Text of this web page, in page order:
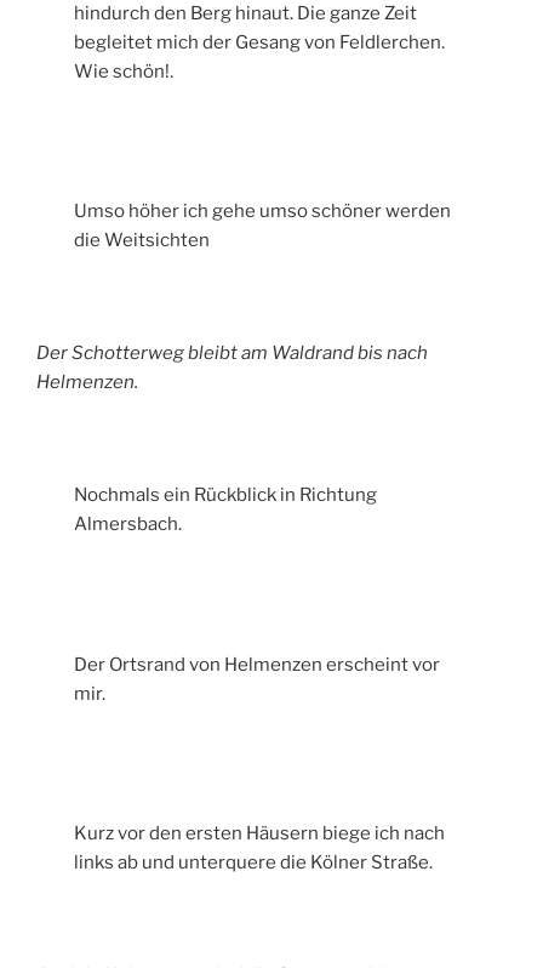
hindurch den Berg hinaut. Die ganze Zeit
begleitet mich der Gesang von Feldlerchen.
Wie schön!.
Umso höher ich gehe umso schöner werden
die Weitsichten
Der Schotterweg bleibt am Waldrand bis nach
Helmenzen.
Nochmals ein Rückblick in Richtung
Almersbach.
Der Ortsrand von Helmenzen erscheint vor
mir.
Kurz vor den ersten Häusern biege ich nach
links ab und unterquere die Kölner Straße.